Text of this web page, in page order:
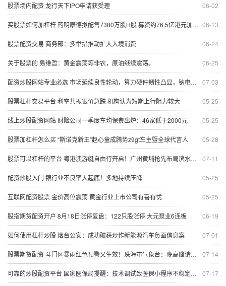
06-02
股票场内配资 龙行天下IPO申请获受理
06-13
买股票如何加杠杆 药明康德拟配售7380万股H股 募资约76.5亿港元加速全球布局
06-24
股票配资交易 商务部：多举措推动扩大入境消费
06-25
关于股票的 易维哲：黄金震荡等非农，原油继续震荡。
07-03
配资炒股网站专业必选 市场延续良性轮动，算力硬件韧性凸显，钠电池再迎重磅催化
05-25
股票杠杆交易平台 利空共振银价急跌 机构认为短期上行阻力较大
05-25
线上炒股配资网站 财险公司一季度车均保费出炉：46家低于2000元
05-28
股票加杠杆怎么买 “斯诺克新王”赵心童成腾势z9gt车主暨全球代言人
07-11
股票可以杠杆的平台 粤港澳游艇自由行开启！广州黄埔抢先布局滨水经济
05-25
配资炒股入门 银行业不良率大起底！多地持续压降
05-25
互联网配资股票 金价高位震荡 黄金行业上市公司有喜有忧
06-19
股指期货配资开户 8月18日涨停复盘：122只股涨停 大元泵业6连板
07-01
如何使用杠杆炒股 烟台公安：成功破获炒作新能源汽车负面信息案
07-14
股票期货配资 斗门区暴雨红色预警又生效！珠海市气象台：晚高峰请注意
07-17
可靠的炒股配资平台 国家医保局提醒：技术调试致医保小程序不稳定，可暂换平台